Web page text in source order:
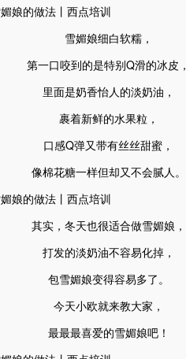
雪媚娘细白软糯，
第一口咬到的是特别Q滑的冰皮，
里面是奶香怡人的淡奶油，
裹着新鲜的水果粒，
口感Q弹又带有丝丝甜蜜，
像棉花糖一样但却又不会腻人。
其实，冬天也很适合做雪媚娘，
打发的淡奶油不容易化掉，
包雪媚娘变得容易多了。
今天小欧就来教大家，
最最最喜爱的雪媚娘吧！